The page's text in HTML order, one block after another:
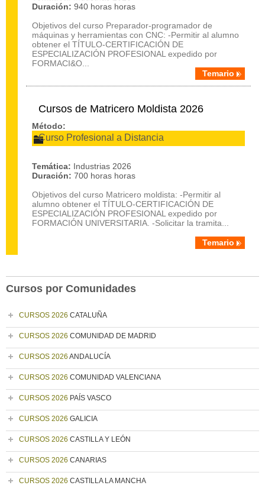
Duración: 940 horas horas
Objetivos del curso Preparador-programador de
máquinas y herramientas con CNC: -Permitir al alumno
obtener el TÍTULO-CERTIFICACIÓN DE
ESPECIALIZACIÓN PROFESIONAL expedido por
FORMACI&O...
Temario
Cursos de Matricero Moldista 2026
Método:
Curso Profesional a Distancia
Temática: Industrias 2026
Duración: 700 horas horas
Objetivos del curso Matricero moldista: -Permitir al
alumno obtener el TÍTULO-CERTIFICACIÓN DE
ESPECIALIZACIÓN PROFESIONAL expedido por
FORMACIÓN UNIVERSITARIA. -Solicitar la tramita...
Temario
Cursos por Comunidades
CURSOS 2026 CATALUÑA
CURSOS 2026 COMUNIDAD DE MADRID
CURSOS 2026 ANDALUCÍA
CURSOS 2026 COMUNIDAD VALENCIANA
CURSOS 2026 PAÍS VASCO
CURSOS 2026 GALICIA
CURSOS 2026 CASTILLA Y LEÓN
CURSOS 2026 CANARIAS
CURSOS 2026 CASTILLA LA MANCHA